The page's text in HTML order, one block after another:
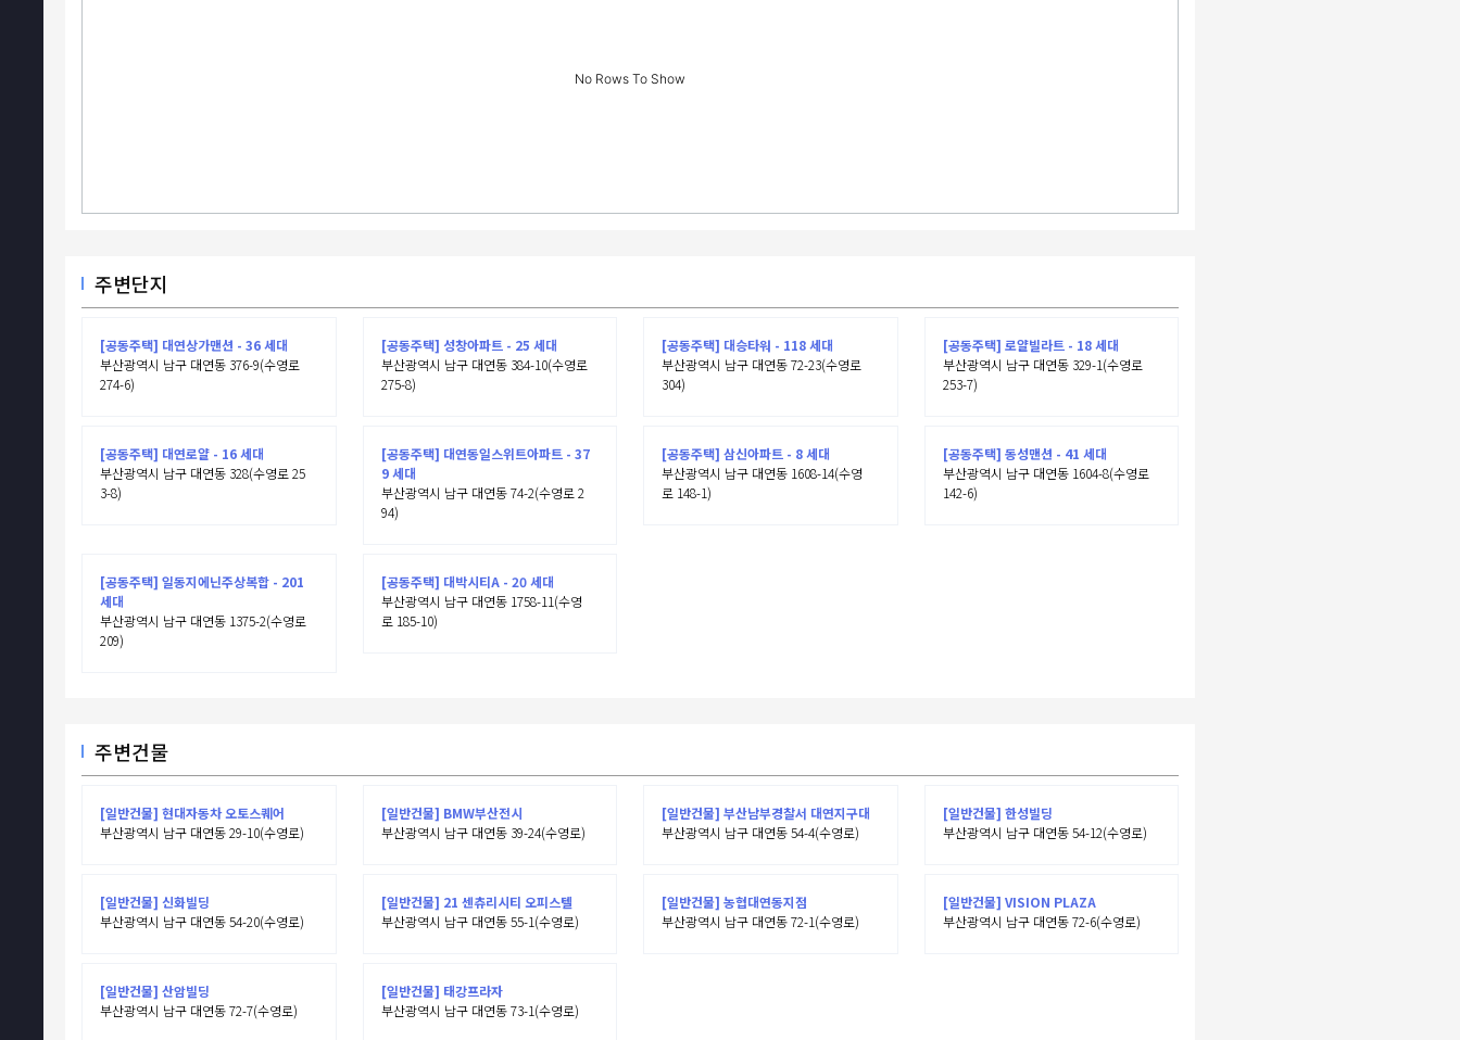
No Rows To Show
주변단지
[공동주택] 대연상가맨션 - 36 세대
부산광역시 남구 대연동 376-9(수영로
274-6)
[공동주택] 성창아파트 - 25 세대
부산광역시 남구 대연동 384-10(수영로
275-8)
[공동주택] 대승타워 - 118 세대
부산광역시 남구 대연동 72-23(수영로
304)
[공동주택] 로얄빌라트 - 18 세대
부산광역시 남구 대연동 329-1(수영로
253-7)
[공동주택] 대연로얄 - 16 세대
부산광역시 남구 대연동 328(수영로 25
3-8)
[공동주택] 대연동일스위트아파트 - 37
9 세대
부산광역시 남구 대연동 74-2(수영로 2
94)
[공동주택] 삼신아파트 - 8 세대
부산광역시 남구 대연동 1608-14(수영
로 148-1)
[공동주택] 동성맨션 - 41 세대
부산광역시 남구 대연동 1604-8(수영로
142-6)
[공동주택] 일동지에닌주상복합 - 201
세대
부산광역시 남구 대연동 1375-2(수영로
209)
[공동주택] 대박시티A - 20 세대
부산광역시 남구 대연동 1758-11(수영
로 185-10)
주변건물
[일반건물] 현대자동차 오토스퀘어
부산광역시 남구 대연동 29-10(수영로)
[일반건물] BMW부산전시
부산광역시 남구 대연동 39-24(수영로)
[일반건물] 부산남부경찰서 대연지구대
부산광역시 남구 대연동 54-4(수영로)
[일반건물] 한성빌딩
부산광역시 남구 대연동 54-12(수영로)
[일반건물] 신화빌딩
부산광역시 남구 대연동 54-20(수영로)
[일반건물] 21 센츄리시티 오피스텔
부산광역시 남구 대연동 55-1(수영로)
[일반건물] 농협대연동지점
부산광역시 남구 대연동 72-1(수영로)
[일반건물] VISION PLAZA
부산광역시 남구 대연동 72-6(수영로)
[일반건물] 산암빌딩
부산광역시 남구 대연동 72-7(수영로)
[일반건물] 태강프라자
부산광역시 남구 대연동 73-1(수영로)